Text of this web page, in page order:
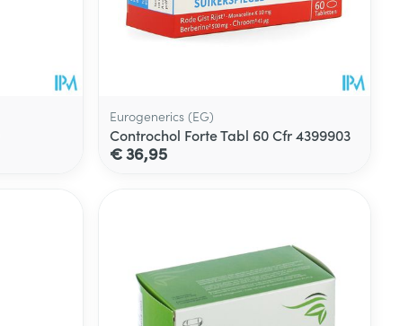
Eurogenerics (EG)
Controchol Forte Tabl 60 Cfr 4399903
€ 36,95